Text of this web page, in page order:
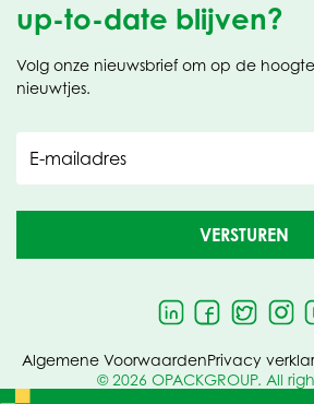
up-to-date blijven?
Volg onze nieuwsbrief om op de
nieuwtjes.
E-mailadres
VERSTUREN
© 2026 OPACKGROUP. All
Algemene VoorwaardenPrivacy